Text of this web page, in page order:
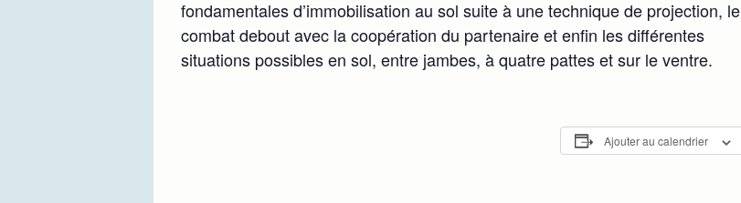
fondamentales d’immobilisation au sol suite à une technique de projection, le
combat debout avec la coopération du partenaire et enfin les différentes
situations possibles en sol, entre jambes, à quatre pattes et sur le ventre.
Ajouter au calendrier